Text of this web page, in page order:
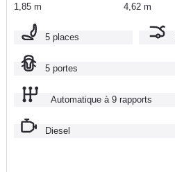
1,85 m 4,62 m
5 places
5 portes
Automatique à 9 rapports
Diesel